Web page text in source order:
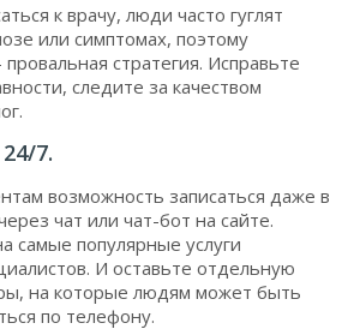
к врачу, люди часто гуглят
или симптомах, поэтому
стратегия. Исправьте
следите за качеством
7.
возможность записаться даже в
чат или чат-бот на сайте.
самые популярные услуги
И оставьте отдельную
на которые людям может быть
по телефону.